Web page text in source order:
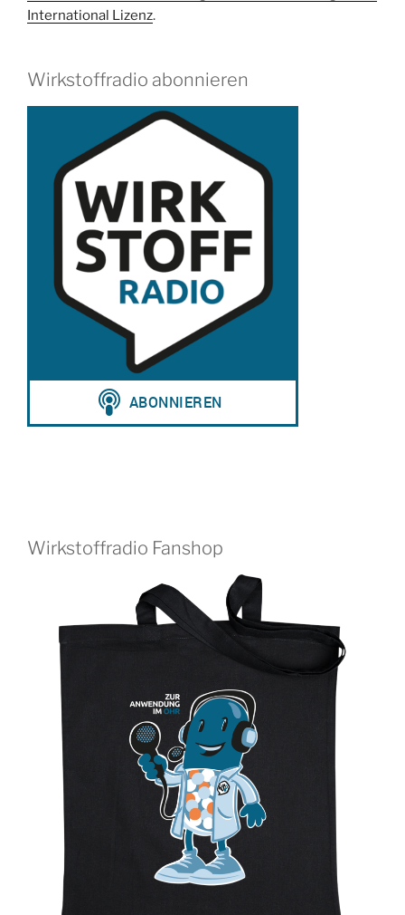
mit
Prof.
Yvonne
Mast“
International Lizenz.
Wirkstoffradio abonnieren
Wirkstoffradio Fanshop